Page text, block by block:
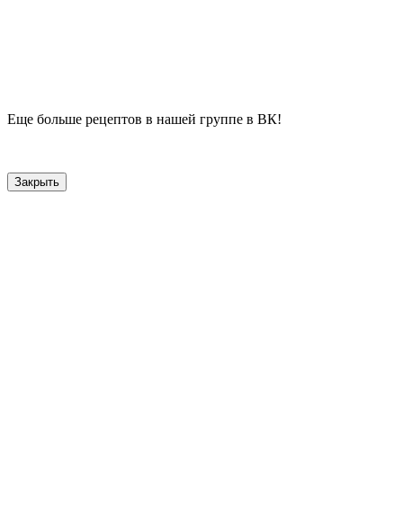
Еще больше рецептов в нашей группе в ВК!
Закрыть